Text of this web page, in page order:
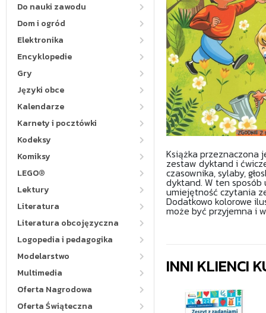
Do nauki zawodu
Dom i ogród
Elektronika
Encyklopedie
Gry
Języki obce
Kalendarze
Karnety i pocztówki
Kodeksy
Komiksy
LEGO®
Lektury
Literatura
Literatura obcojęzyczna
Logopedia i pedagogika
Modelarstwo
Multimedia
Oferta Nagrodowa
Oferta Świąteczna
Książka przeznaczona
zestaw dyktand i
czasownika, sylaby,
dyktand. W ten
umiejętność czytania
Dodatkowo kolorowe
może być przyjemna i
INNI KLIENCI